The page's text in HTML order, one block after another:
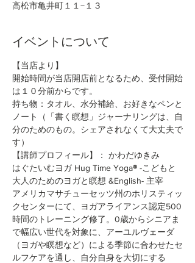
高松市亀井町１１−１３
イベントについて
【当店より】
開始時間が当店開店前となるため、受付開始
は１０分前からです。
持ち物：タオル、水分補給、お好きなペンと
ノート（「書く瞑想」ジャーナリングは、自
分のためのもの。シェアされなくて大丈夫で
す）
【講師プロフィール】： かわだゆきみ
はぐたいむヨガ Hug Time Yoga®︎ -こどもと
大人のためのヨガと瞑想 &English- 主宰
アメリカマサチューセッツ州のホリスティッ
クセンターにて、ヨガアライアンス認定500
時間のトレーニング修了。0歳からシニアま
で幅広い世代を対象に、アーユルヴェーダ
（ヨガや瞑想など）による季節に合わせたセ
ルフケアを通し、自分自身を大切にする